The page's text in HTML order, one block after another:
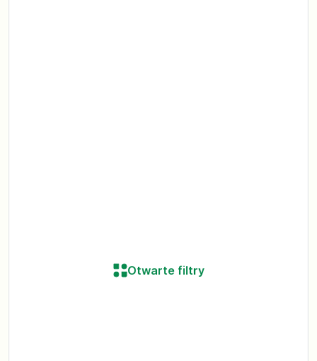
Otwarte filtry